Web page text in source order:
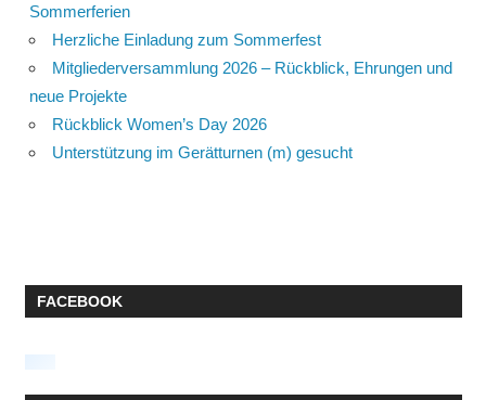
Sommerferien
Herzliche Einladung zum Sommerfest
Mitgliederversammlung 2026 – Rückblick, Ehrungen und
neue Projekte
Rückblick Women’s Day 2026
Unterstützung im Gerätturnen (m) gesucht
FACEBOOK